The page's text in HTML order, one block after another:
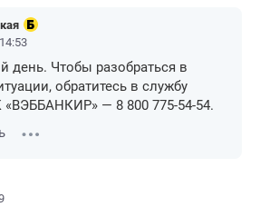
день. Чтобы разобраться в
обратитесь в службу
— 8 800 775-54-54.